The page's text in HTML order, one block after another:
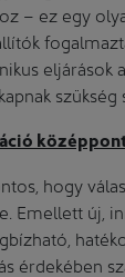
– ez egy
eljárások
szükség
hogy
Emellett új,
érdekében